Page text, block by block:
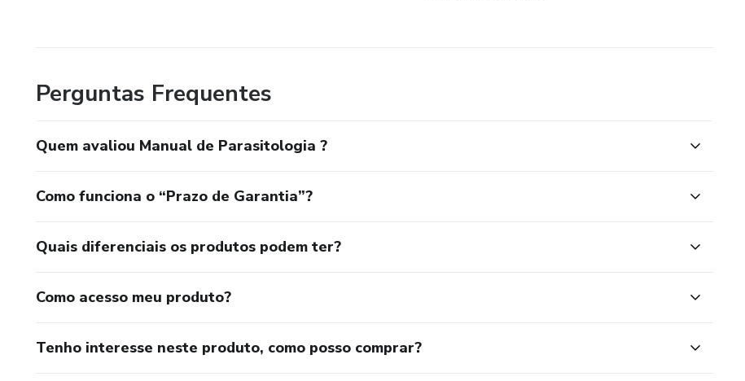
Perguntas Frequentes
Quem avaliou Manual de Parasitologia ?
Como funciona o “Prazo de Garantia”?
Quais diferenciais os produtos podem ter?
Como acesso meu produto?
Tenho interesse neste produto, como posso comprar?